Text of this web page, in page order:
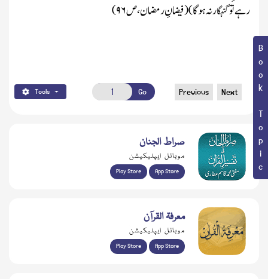
Book Topic
رہے تو گنہگار نہ ہو گا)(فیضانِ رمضان، ص۹۶)
Tools Go Previous Next
صراط الجنان
موبائل ایپلیکیشن
Play Store App Store
معرفۃ القرآن
موبائل ایپلیکیشن
Play Store App Store